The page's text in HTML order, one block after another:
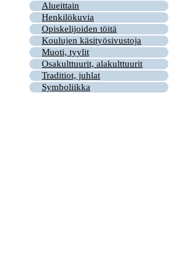
Alueittain
Henkilökuvia
Opiskelijoiden töitä
Koulujen käsityösivustoja
Muoti, tyylit
Osakulttuurit, alakulttuurit
Traditiot, juhlat
Symboliikka